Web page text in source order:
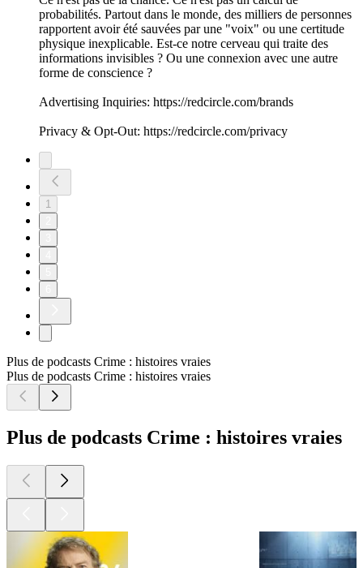
probabilités. Partout dans le monde, des milliers de personnes
rapportent avoir été sauvées par une "voix" ou une certitude
physique inexplicable. Est-ce notre cerveau qui traite des
informations invisibles ? Ou une connexion avec une autre
forme de conscience ?
Advertising Inquiries: https://redcircle.com/brands
Privacy & Opt-Out: https://redcircle.com/privacy
1
Plus de podcasts Crime : histoires vraies
Plus de podcasts Crime : histoires vraies
Plus de podcasts Crime : histoires vraies